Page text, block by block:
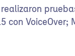
con